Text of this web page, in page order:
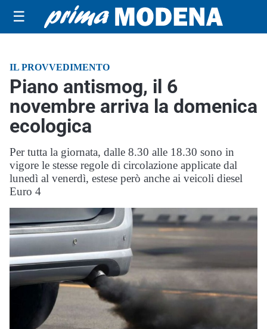
☰
IL PROVVEDIMENTO
Piano antismog, il 6
novembre arriva la domenica
ecologica
Per tutta la giornata, dalle 8.30 alle 18.30 sono in
vigore le stesse regole di circolazione applicate dal
lunedì al venerdì, estese però anche ai veicoli diesel
Euro 4